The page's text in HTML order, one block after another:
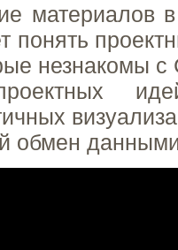
материалов
понять
незнакомы
обмен